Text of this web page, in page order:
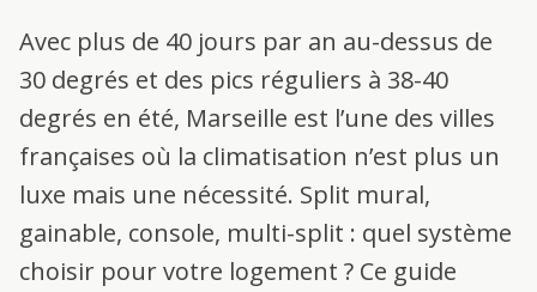
Avec plus de 40 jours par an au-dessus de
30 degrés et des pics réguliers à 38-40
degrés en été, Marseille est l’une des villes
françaises où la climatisation n’est plus un
luxe mais une nécessité. Split mural,
gainable, console, multi-split : quel système
choisir pour votre logement ? Ce guide